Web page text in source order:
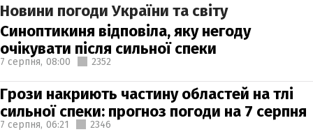
Новини погоди України та світу
Синоптикиня відповіла, яку негоду
очікувати після сильної спеки
7 серпня, 08:00 2352
Грози накриють частину областей на тлі
сильної спеки: прогноз погоди на 7 серпня
7 серпня, 06:21 2346